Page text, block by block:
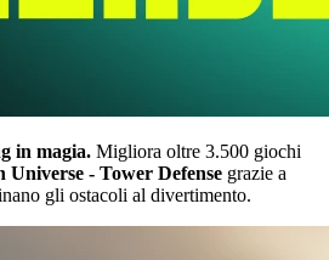
in magia. Migliora oltre 3.500 giochi
Universe - Tower Defense grazie a
gli ostacoli al divertimento.